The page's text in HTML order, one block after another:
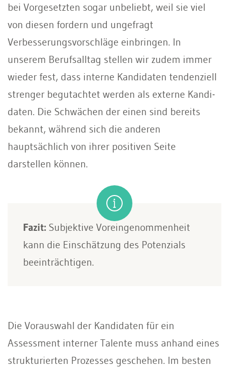
bei Vorgesetzten sogar unbeliebt, weil sie viel
von diesen fordern und ungefragt
Verbesserungsvorschläge einbringen. In
unserem Berufsalltag stel­len wir zudem immer
wieder fest, dass interne Kandidaten tendenziell
strenger begutachtet werden als externe Kandi­
daten. Die Schwächen der einen sind be­reits
bekannt, während sich die anderen
hauptsächlich von ihrer positiven Seite
darstellen können.
Fazit: Subjektive Voreingenommenheit
kann die Einschätzung des Potenzials
beeinträchti­gen.
Die Vorauswahl der Kandidaten für ein
Assessment interner Talente muss anhand eines
struktu­rierten Prozesses geschehen. Im besten